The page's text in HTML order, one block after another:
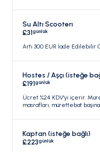
Su Altı Scooterı
£31günlük
Artı 300 EUR İade Edilebilir
Hostes / Aşçı (isteğe
£191günlük
Ücret %24 KDV'yi içerir.
masrafları, mürettebat
tarafından sağlanmalıdır.
bahşişleri ücrete dahil
Kaptan (isteğe bağlı)
£223günlük